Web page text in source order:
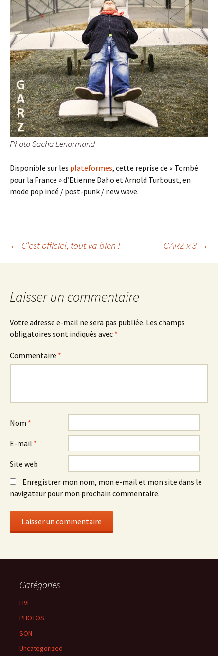
Photo Sacha Lenormand
Disponible sur les plateformes, cette reprise de « Tombé
pour la France » d’Etienne Daho et Arnold Turboust, en
mode pop indé / post-punk / new wave.
Navigation
articles
← C’est officiel, tout va bien ! GARZ x 3 →
Laisser un commentaire
Votre adresse e-mail ne sera pas publiée. Les champs
obligatoires sont indiqués avec *
Commentaire *
Nom *
E-mail *
Site web
Enregistrer mon nom, mon e-mail et mon site dans le
navigateur pour mon prochain commentaire.
Catégories
LIVE
PHOTOS
SON
Uncategorized